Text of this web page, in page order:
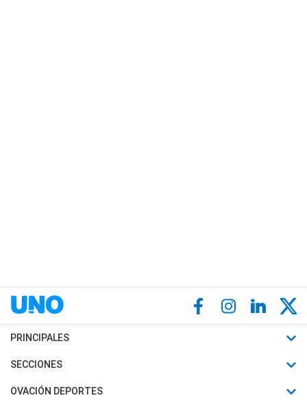
PRINCIPALES
Últimas Noticias
Política
SECCIONES
Horóscopo
OVACIÓN DEPORTES